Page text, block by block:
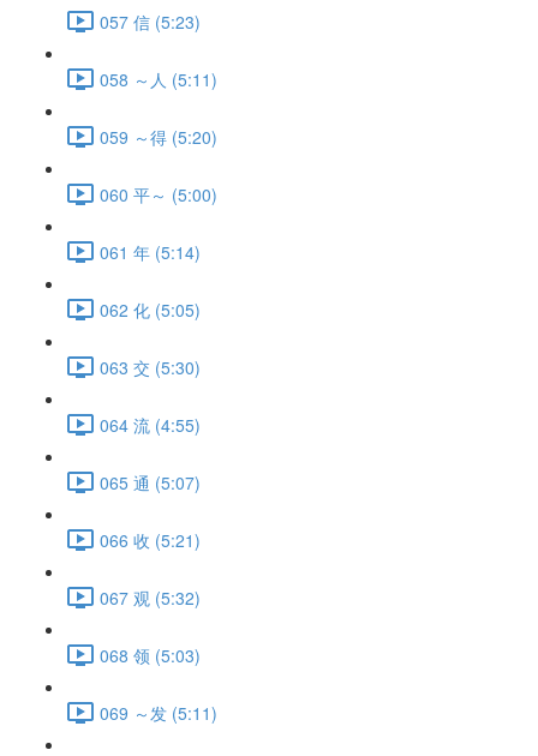
057 信 (5:23)
058 ～人 (5:11)
059 ～得 (5:20)
060 平～ (5:00)
061 年 (5:14)
062 化 (5:05)
063 交 (5:30)
064 流 (4:55)
065 通 (5:07)
066 收 (5:21)
067 观 (5:32)
068 领 (5:03)
069 ～发 (5:11)